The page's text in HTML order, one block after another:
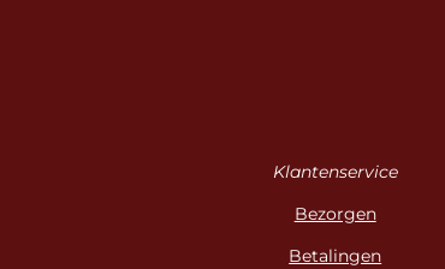
Klantenservice
Bezorgen
Betalingen